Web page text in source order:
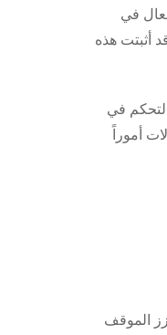
في
أثبتت هذه
في
أموراً
الموقف